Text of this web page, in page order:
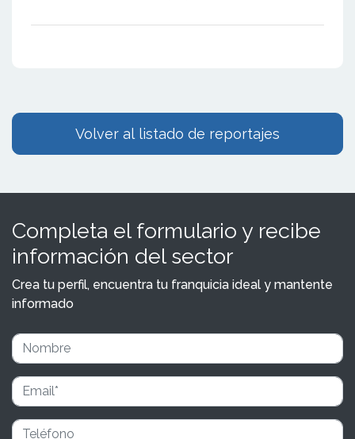
Volver al listado de reportajes
Completa el formulario y recibe
información del sector
Crea tu perfil, encuentra tu franquicia ideal y mantente
informado